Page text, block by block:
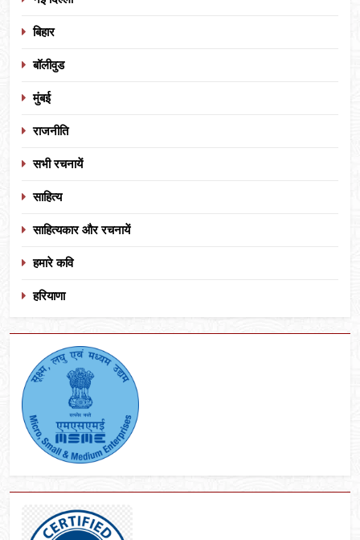
बिहार
बॉलीवुड
मुंबई
राजनीति
सभी रचनायें
साहित्य
साहित्यकार और रचनायें
हमारे कवि
हरियाणा